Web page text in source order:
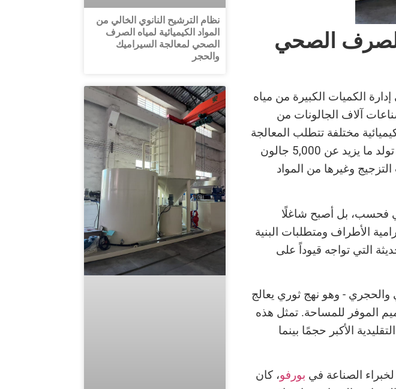
الصرف الصحي
الكميات الكبيرة من مياه
آلاف الجالونات من
مختلفة تتطلب المعالجة
قبل تصريفها. يمكن لمنشأة متوسطة الحجم لصناعة بلاط السيراميك أن تولد ما يزيد عن 5,000 جالون
وغيرها من المواد
فحسب، بل أصبح شاغلًا
الأطراف ومتطلبات البنية
التي تواجه قيوداً على
- وهو نهج ثوري يعالج
الموفر للمساحة. تمثل هذه
الأكبر حجمًا بينما
الصناعة في بورفو، كان
نظام الترشيح النانوي الخالي من
المواد الكيميائية لمياه الصرف
الصحي لمعالجة السيراميك
والحجر